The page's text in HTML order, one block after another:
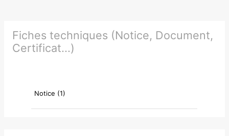
Fiches techniques (Notice, Document,
Certificat...)
Notice (1)